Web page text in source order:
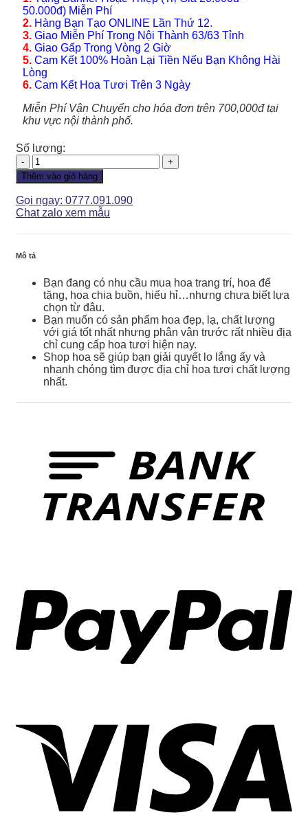
50.000đ) Miễn Phí
2. Hàng Bạn Tạo ONLINE Lần Thứ 12.
3. Giao Miễn Phí Trong Nội Thành 63/63 Tỉnh
4. Giao Gấp Trong Vòng 2 Giờ
5. Cam Kết 100% Hoàn Lại Tiền Nếu Bạn Không Hài
Lòng
6. Cam Kết Hoa Tươi Trên 3 Ngày
Miễn Phí Vận Chuyển cho hóa đơn trên 700,000đ tại
khu vực nội thành phố.
Số lượng:
Hoa
Tình
Yêu
-
HTY131
số
lượng
Thêm vào giỏ hàng
Gọi ngay: 0777.091.090
Chat zalo xem mẫu
Mô tả
Bạn đang có nhu cầu mua hoa trang trí, hoa để
tặng, hoa chia buồn, hiếu hỉ…nhưng chưa biết lựa
chọn từ đâu.
Bạn muốn có sản phẩm hoa đẹp, lạ, chất lượng
với giá tốt nhất nhưng phân vân trước rất nhiều địa
chỉ cung cấp hoa tươi hiện nay.
Shop hoa sẽ giúp bạn giải quyết lo lắng ấy và
nhanh chóng tìm được địa chỉ hoa tươi chất lượng
nhất.